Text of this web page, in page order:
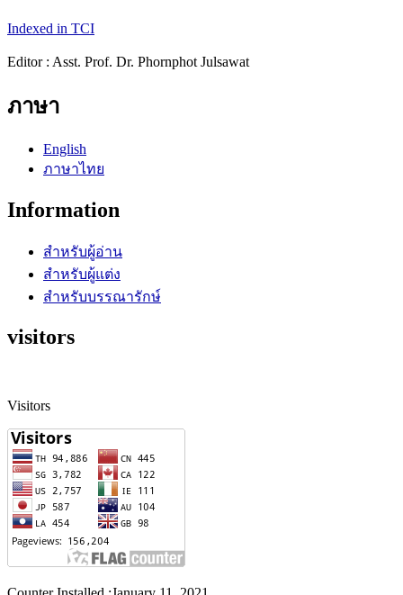
Indexed in TCI
Editor : Asst. Prof. Dr. Phornphot Julsawat
ภาษา
English
ภาษาไทย
Information
สำหรับผู้อ่าน
สำหรับผู้แต่ง
สำหรับบรรณารักษ์
visitors
Visitors